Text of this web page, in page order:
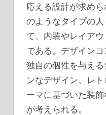
応える設計が求め
のようなタイプの
て、内装やレイア
である。デザイン
独自の個性を与え
ンなデザイン、レ
ーマに基づいた装
が考えられる。